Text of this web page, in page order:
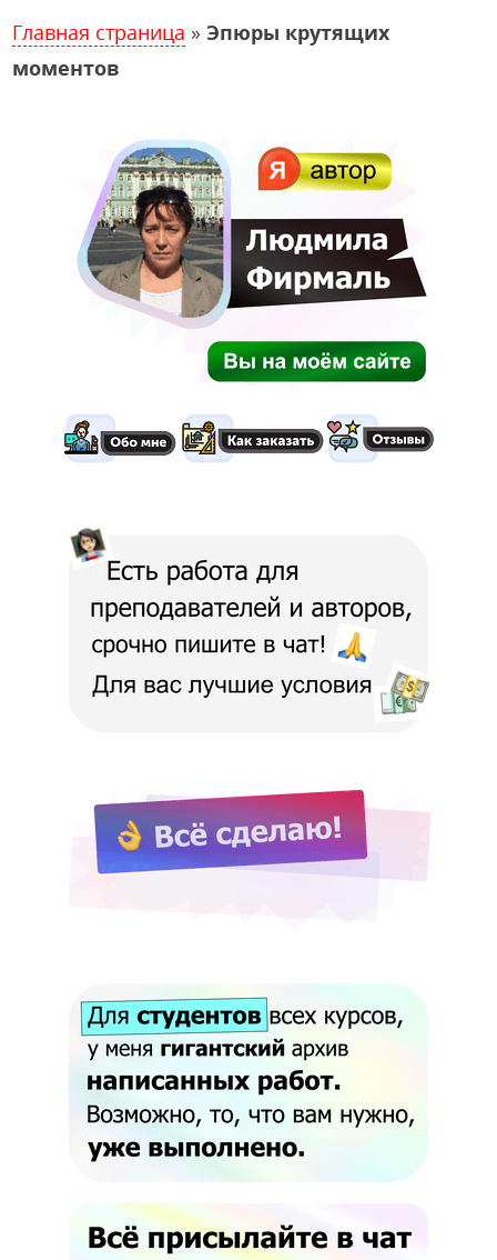
Главная страница »Эпюры крутящих
моментов